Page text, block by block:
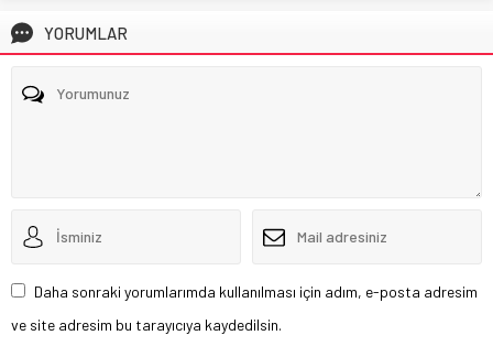
YORUMLAR
Daha sonraki yorumlarımda kullanılması için adım, e-posta adresim
ve site adresim bu tarayıcıya kaydedilsin.